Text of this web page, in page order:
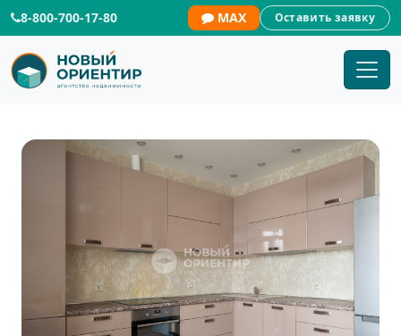
8-800-700-17-80 MAX Оставить заявку